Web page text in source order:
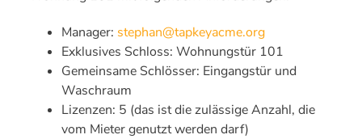
Manager: stephan@tapkeyacme.org
Exklusives Schloss: Wohnungstür 101
Gemeinsame Schlösser: Eingangstür und
Waschraum
Lizenzen: 5 (das ist die zulässige Anzahl, die
vom Mieter genutzt werden darf)